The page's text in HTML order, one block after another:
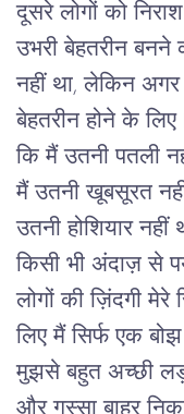
दूसरे लोगों को
उभरी बेहतरीन
नहीं था, लेकिन अगर
बेहतरीन होने के
कि मैं उतनी पतली
मैं उतनी खूबसूरत
उतनी होशियार
किसी भी अंदाज़ से
लोगों की ज़िंदगी मेरे
लिए मैं सिर्फ एक
मुझसे बहुत अच्छी
और गुस्सा बाहर